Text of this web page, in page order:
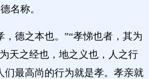
名称。
，德之本也。”“孝悌也者，其为
天之经也，地之义也，人之行
们最高尚的行为就是孝。孝亲就